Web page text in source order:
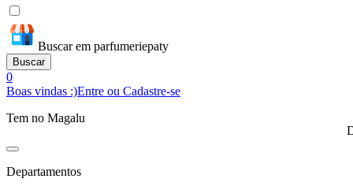
Buscar em parfumeriepaty
Buscar
0
Boas vindas :)Entre ou Cadastre-se
Tem no Magalu
Departamentos